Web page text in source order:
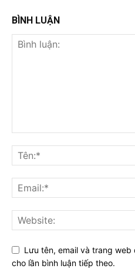
BÌNH LUẬN
Lưu tên, email và trang
cho lần bình luận tiếp theo.